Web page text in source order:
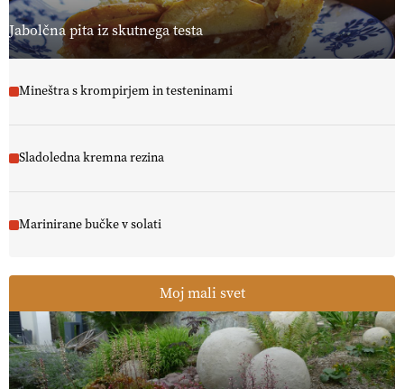
Jabolčna pita iz skutnega testa
Mineštra s krompirjem in testeninami
Sladoledna kremna rezina
Marinirane bučke v solati
Moj mali svet